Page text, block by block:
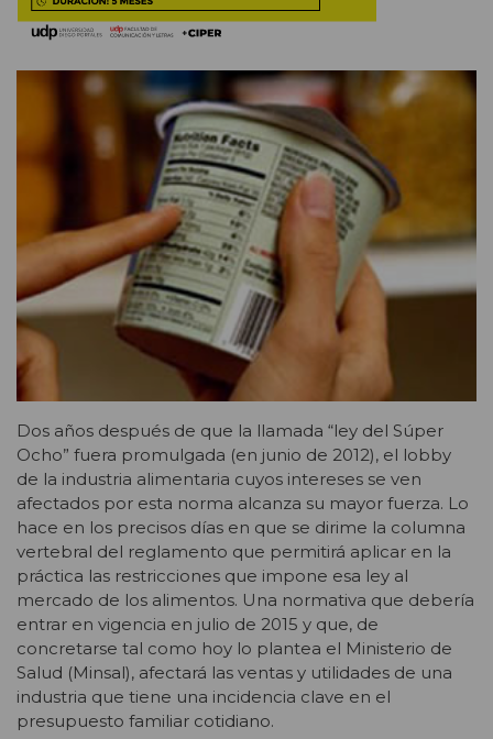
Dos años después de que la llamada “ley del Súper
Ocho” fuera promulgada (en junio de 2012), el lobby
de la industria alimentaria cuyos intereses se ven
afectados por esta norma alcanza su mayor fuerza. Lo
hace en los precisos días en que se dirime la columna
vertebral del reglamento que permitirá aplicar en la
práctica las restricciones que impone esa ley al
mercado de los alimentos. Una normativa que debería
entrar en vigencia en julio de 2015 y que, de
concretarse tal como hoy lo plantea el Ministerio de
Salud (Minsal), afectará las ventas y utilidades de una
industria que tiene una incidencia clave en el
presupuesto familiar cotidiano.